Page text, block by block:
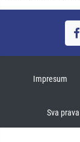
Impresum
Sva